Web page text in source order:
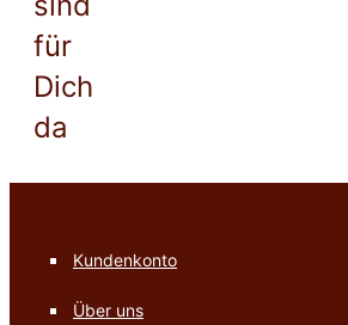
für
Dich
da
Kundenkonto
Über uns